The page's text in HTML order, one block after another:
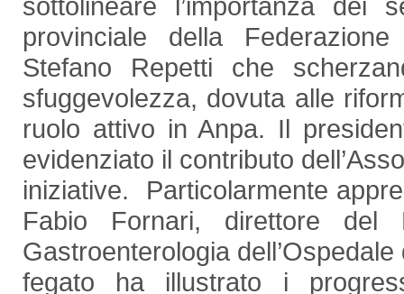
provinciale della
Stefano Repetti che
sfuggevolezza, dovuta alle
ruolo attivo in Anpa. Il
evidenziato il contributo
iniziative. Particolarmente
Fabio Fornari, direttore del
Gastroenterologia
fegato ha illustrato i